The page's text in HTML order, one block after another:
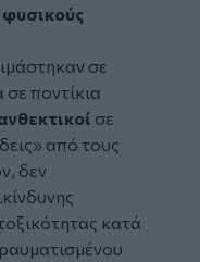
σε
ποντίκια
σε
από τους
δεν
κατά